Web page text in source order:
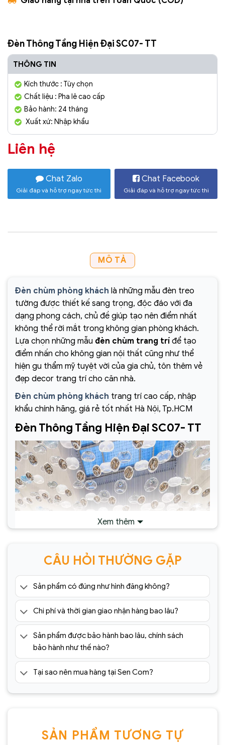
Đèn Thông Tầng Hiện Đại SC07- TT
THÔNG TIN
Kích thước : Tùy chọn
Chất liệu : Pha lê cao cấp
Bảo hành: 24 tháng
Xuất xứ: Nhập khẩu
Liên hệ
Chat Zalo
Giải đáp và hỗ trợ ngay tức thì
Chat Facebook
Giải đáp và hỗ trợ ngay tức thì
MÔ TẢ
Đèn chùm phòng khách là những mẫu đèn treo
tường được thiết kế sang trọng, độc đáo với đa
dạng phong cách, chủ đề giúp tạo nên điểm nhất
không thể rời mắt trong không gian phòng khách.
Lựa chọn những mẫu đèn chùm trang trí để tạo
điểm nhấn cho không gian nội thất cũng như thể
hiện gu thẩm mỹ tuyệt vời của gia chủ, tôn thêm vẻ
đẹp decor trang trí cho căn nhà.
Đèn chùm phòng khách trang trí cao cấp, nhập
khẩu chính hãng, giá rẻ tốt nhất Hà Nội, Tp.HCM
Đèn Thông Tầng Hiện Đại SC07- TT
Xem thêm
CÂU HỎI THƯỜNG GẶP
Sản phẩm có đúng như hình đăng không?
Chi phí và thời gian giao nhận hàng bao lâu?
Sản phẩm được bảo hành bao lâu, chính sách
bảo hành như thế nào?
Tại sao nên mua hàng tại Sen Com?
SẢN PHẨM TƯƠNG TỰ